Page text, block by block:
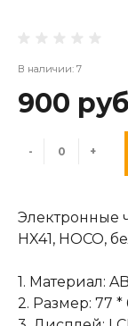
В наличии: 7
900
- +
Электронные
HX41, HOCO,
1. Материал:
2. Размер: 77 *